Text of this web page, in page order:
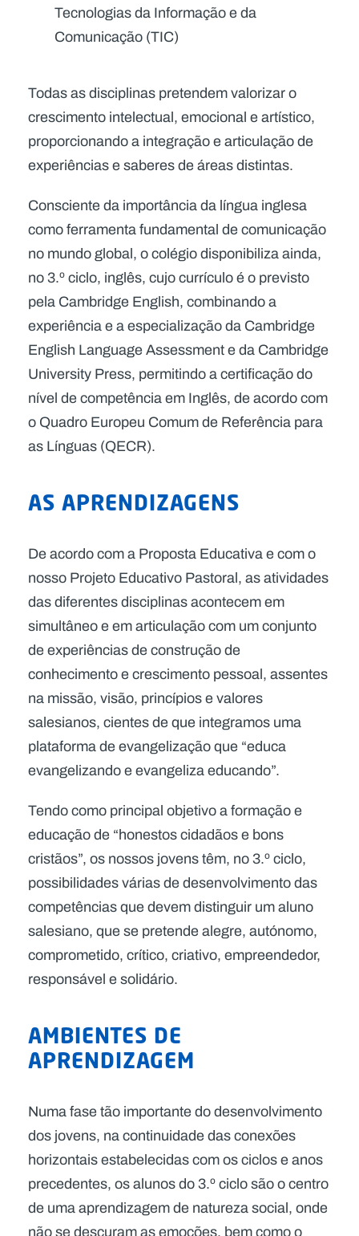
Tecnologias da Informação e da
Comunicação (TIC)
Todas as disciplinas pretendem valorizar o
crescimento intelectual, emocional e artístico,
proporcionando a integração e articulação de
experiências e saberes de áreas distintas.
Consciente da importância da língua inglesa
como ferramenta fundamental de comunicação
no mundo global, o colégio disponibiliza ainda,
no 3.º ciclo, inglês, cujo currículo é o previsto
pela Cambridge English, combinando a
experiência e a especialização da Cambridge
English Language Assessment e da Cambridge
University Press, permitindo a certificação do
nível de competência em Inglês, de acordo com
o Quadro Europeu Comum de Referência para
as Línguas (QECR).
AS APRENDIZAGENS
De acordo com a Proposta Educativa e com o
nosso Projeto Educativo Pastoral, as atividades
das diferentes disciplinas acontecem em
simultâneo e em articulação com um conjunto
de experiências de construção de
conhecimento e crescimento pessoal, assentes
na missão, visão, princípios e valores
salesianos, cientes de que integramos uma
plataforma de evangelização que “educa
evangelizando e evangeliza educando”.
Tendo como principal objetivo a formação e
educação de “honestos cidadãos e bons
cristãos”, os nossos jovens têm, no 3.º ciclo,
possibilidades várias de desenvolvimento das
competências que devem distinguir um aluno
salesiano, que se pretende alegre, autónomo,
comprometido, crítico, criativo, empreendedor,
responsável e solidário.
AMBIENTES DE
APRENDIZAGEM
Numa fase tão importante do desenvolvimento
dos jovens, na continuidade das conexões
horizontais estabelecidas com os ciclos e anos
precedentes, os alunos do 3.º ciclo são o centro
de uma aprendizagem de natureza social, onde